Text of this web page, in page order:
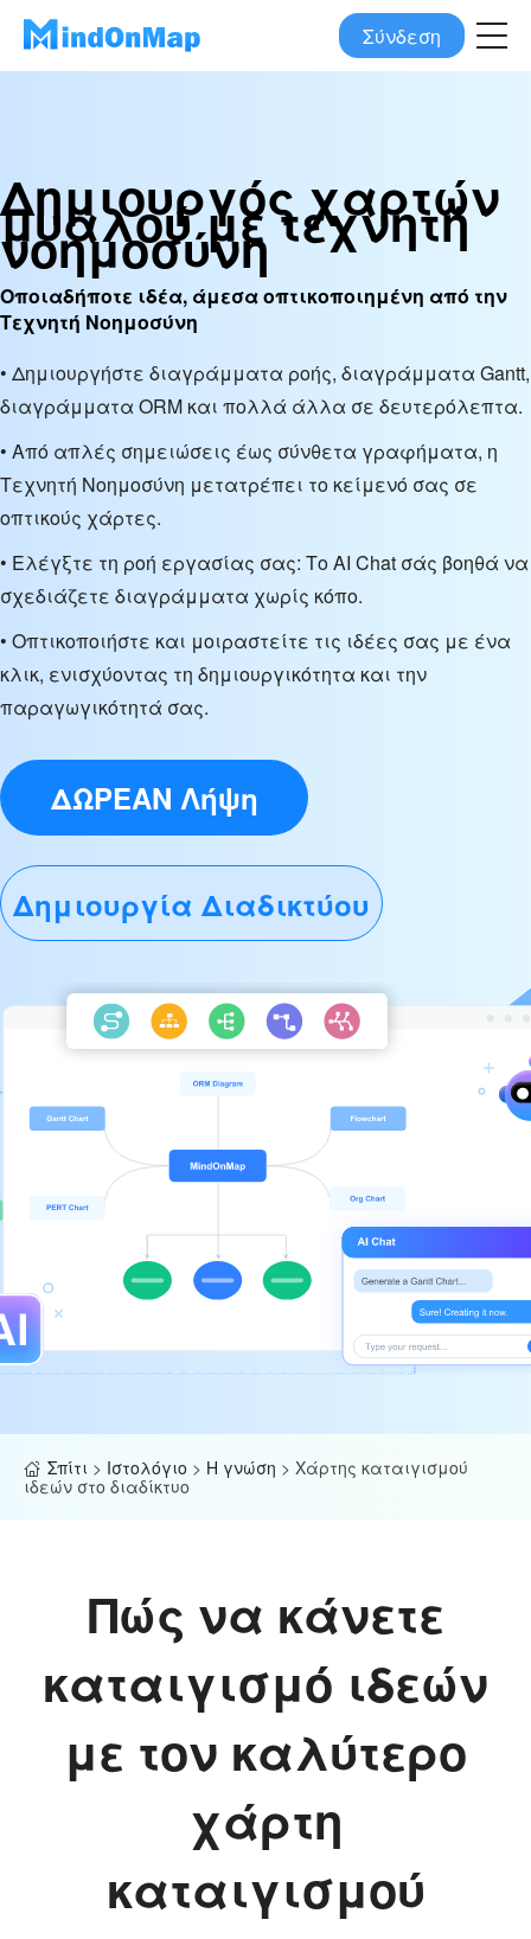
Σύνδεση
Δημιουργός χαρτών
μυαλού με τεχνητή
νοημοσύνη
Οποιαδήποτε ιδέα, άμεσα οπτικοποιημένη από την
Τεχνητή Νοημοσύνη
• Δημιουργήστε διαγράμματα ροής, διαγράμματα Gantt,
διαγράμματα ORM και πολλά άλλα σε δευτερόλεπτα.
• Από απλές σημειώσεις έως σύνθετα γραφήματα, η
Τεχνητή Νοημοσύνη μετατρέπει το κείμενό σας σε
οπτικούς χάρτες.
• Ελέγξτε τη ροή εργασίας σας: Το AI Chat σάς βοηθά να
σχεδιάζετε διαγράμματα χωρίς κόπο.
• Οπτικοποιήστε και μοιραστείτε τις ιδέες σας με ένα
κλικ, ενισχύοντας τη δημιουργικότητα και την
παραγωγικότητά σας.
ΔΩΡΕΑΝ Λήψη
Δημιουργία Διαδικτύου
Σπίτι > Ιστολόγιο > Η γνώση > Χάρτης καταιγισμού
ιδεών στο διαδίκτυο
Πώς να κάνετε
καταιγισμό ιδεών
με τον καλύτερο
χάρτη
καταιγισμού